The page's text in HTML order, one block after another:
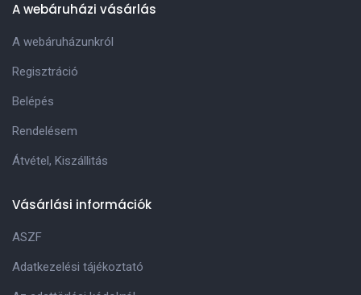
A webáruházi vásárlás
A webáruházunkról
Regisztráció
Belépés
Rendelésem
Átvétel, Kiszállitás
Vásárlási információk
ASZF
Adatkezelési tájékoztató